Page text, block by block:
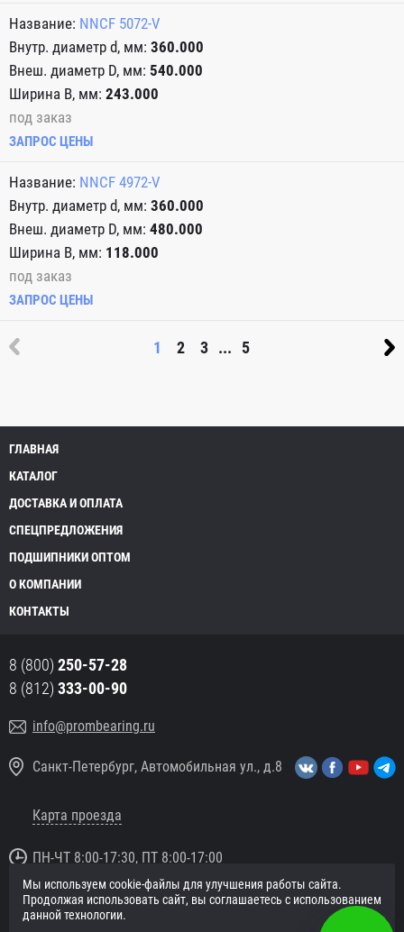
NNCF 5072-V
360.000
540.000
243.000
под заказ
ЗАПРОС ЦЕНЫ
NNCF 4972-V
360.000
480.000
118.000
под заказ
ЗАПРОС ЦЕНЫ
1 2 3 ... 5
ГЛАВНАЯ
КАТАЛОГ
ДОСТАВКА И ОПЛАТА
СПЕЦПРЕДЛОЖЕНИЯ
ПОДШИПНИКИ ОПТОМ
О КОМПАНИИ
КОНТАКТЫ
8 (800) 250-57-28
8 (812) 333-00-90
info@prombearing.ru
Санкт-Петербург, Автомобильная ул., д.8
Карта проезда
ПН-ЧТ 8:00-17:30, ПТ 8:00-17:00
© 2016 «PromBearing.ru»
Подшипники оптом и в розницу.
Мы используем cookie-файлы для улучшения работы сайта.
Продолжая использовать сайт, вы соглашаетесь с использованием
данной технологии.